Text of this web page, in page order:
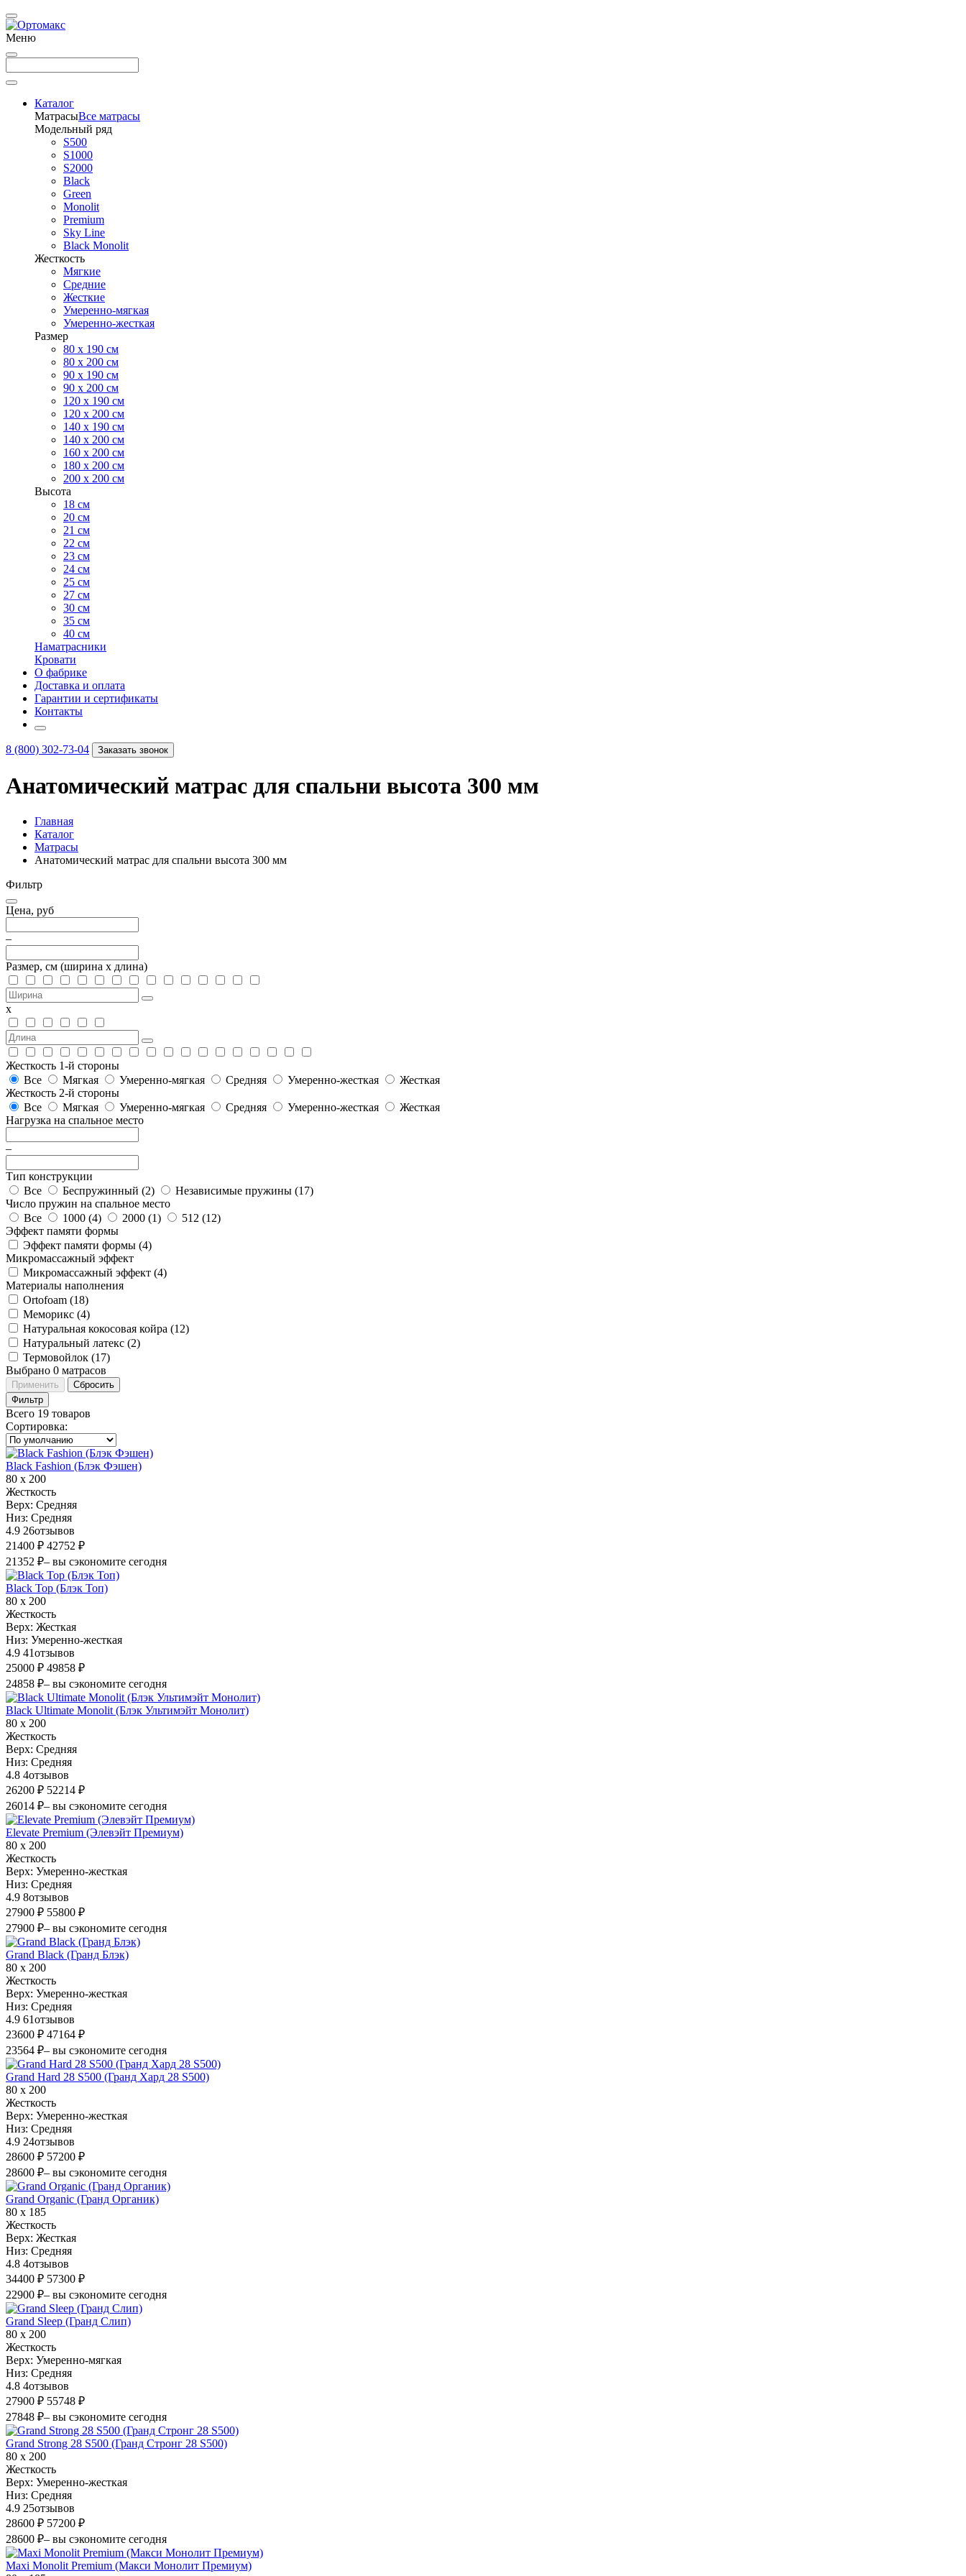
Меню
Каталог
МатрасыВсе матрасы
Модельный ряд
S500
S1000
S2000
Black
Green
Monolit
Premium
Sky Line
Black Monolit
Жесткость
Мягкие
Средние
Жесткие
Умеренно-мягкая
Умеренно-жесткая
Размер
80 х 190 см
80 х 200 см
90 х 190 см
90 х 200 см
120 х 190 см
120 х 200 см
140 х 190 см
140 х 200 см
160 х 200 см
180 х 200 см
200 х 200 см
Высота
18 см
20 см
21 см
22 см
23 см
24 см
25 см
27 см
30 см
35 см
40 см
Наматрасники
Кровати
О фабрике
Доставка и оплата
Гарантии и сертификаты
Контакты
8 (800) 302-73-04 Заказать звонок
Анатомический матрас для спальни высота 300 мм
Главная
Каталог
Матрасы
Анатомический матрас для спальни высота 300 мм
Фильтр
Цена, руб
–
Размер, см (ширина х длина)
х
Жесткость 1-й стороны
Все
Мягкая Умеренно-мягкая Средняя Умеренно-жесткая
Жесткая
Жесткость 2-й стороны
Все
Мягкая Умеренно-мягкая Средняя Умеренно-жесткая
Жесткая
Нагрузка на спальное место
–
Тип конструкции
Все
Беспружинный (2) Независимые пружины (17)
Число пружин на спальное место
Все
1000 (4) 2000 (1) 512 (12)
Эффект памяти формы
Эффект памяти формы (4)
Микромассажный эффект
Микромассажный эффект (4)
Материалы наполнения
Ortofoam (18)
Меморикс (4)
Натуральная кокосовая койра (12)
Натуральный латекс (2)
Термовойлок (17)
Выбрано 0 матрасов
Применить
Сбросить
Фильтр
Всего 19 товаров
Сортировка:
Black Fashion (Блэк Фэшен)
80 х 200
Жесткость
Верх: Средняя
Низ: Средняя
4.9 26отзывов
21400 ₽ 42752 ₽
21352 ₽– вы сэкономите сегодня
Black Top (Блэк Топ)
80 х 200
Жесткость
Верх: Жесткая
Низ: Умеренно-жесткая
4.9 41отзывов
25000 ₽ 49858 ₽
24858 ₽– вы сэкономите сегодня
Black Ultimate Monolit (Блэк Ультимэйт Монолит)
80 х 200
Жесткость
Верх: Средняя
Низ: Средняя
4.8 4отзывов
26200 ₽ 52214 ₽
26014 ₽– вы сэкономите сегодня
Elevate Premium (Элевэйт Премиум)
80 х 200
Жесткость
Верх: Умеренно-жесткая
Низ: Средняя
4.9 8отзывов
27900 ₽ 55800 ₽
27900 ₽– вы сэкономите сегодня
Grand Black (Гранд Блэк)
80 х 200
Жесткость
Верх: Умеренно-жесткая
Низ: Средняя
4.9 61отзывов
23600 ₽ 47164 ₽
23564 ₽– вы сэкономите сегодня
Grand Hard 28 S500 (Гранд Хард 28 S500)
80 х 200
Жесткость
Верх: Умеренно-жесткая
Низ: Средняя
4.9 24отзывов
28600 ₽ 57200 ₽
28600 ₽– вы сэкономите сегодня
Grand Organic (Гранд Органик)
80 х 185
Жесткость
Верх: Жесткая
Низ: Средняя
4.8 4отзывов
34400 ₽ 57300 ₽
22900 ₽– вы сэкономите сегодня
Grand Sleep (Гранд Слип)
80 х 200
Жесткость
Верх: Умеренно-мягкая
Низ: Средняя
4.8 4отзывов
27900 ₽ 55748 ₽
27848 ₽– вы сэкономите сегодня
Grand Strong 28 S500 (Гранд Стронг 28 S500)
80 х 200
Жесткость
Верх: Умеренно-жесткая
Низ: Средняя
4.9 25отзывов
28600 ₽ 57200 ₽
28600 ₽– вы сэкономите сегодня
Maxi Monolit Premium (Макси Монолит Премиум)